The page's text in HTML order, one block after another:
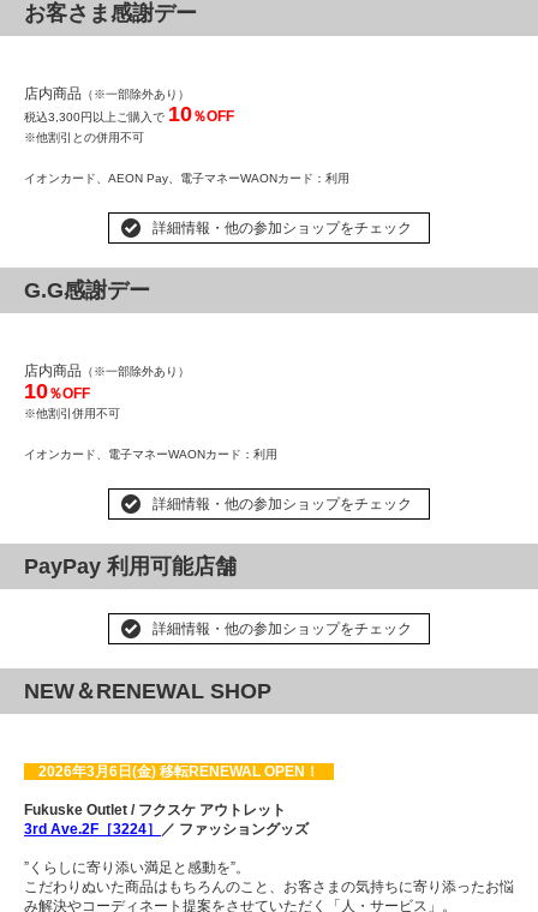
お客さま感謝デー
店内商品 （※一部除外あり）
税込3,300円以上ご購入で 10％OFF
※他割引との併用不可
イオンカード、AEON Pay、 電子マネーWAONカード ：利用
詳細情報・他の参加ショップをチェック
G.G感謝デー
店内商品 （※一部除外あり）
10％OFF
※他割引併用不可
イオンカード、 電子マネーWAONカード ：利用
詳細情報・他の参加ショップをチェック
PayPay 利用可能店舗
詳細情報・他の参加ショップをチェック
NEW＆RENEWAL SHOP
2026年3月6日(金) 移転RENEWAL OPEN！
Fukuske Outlet / フクスケ アウトレット
3rd Ave.2F［3224］
／ ファッショングッズ
”くらしに寄り添い満足と感動を”。
こだわりぬいた商品はもちろんのこと、お客さまの気持ちに寄り添ったお悩
み解決やコーディネート提案をさせていただく「人・サービス」。